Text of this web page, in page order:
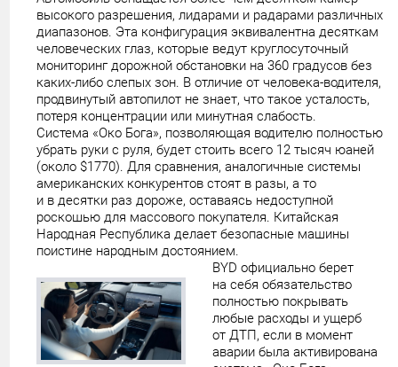
высокого разрешения, лидарами и радарами различных
диапазонов. Эта конфигурация эквивалентна десяткам
человеческих глаз, которые ведут круглосуточный
мониторинг дорожной обстановки на 360 градусов без
каких-либо слепых зон. В отличие от человека-водителя,
продвинутый автопилот не знает, что такое усталость,
потеря концентрации или минутная слабость.
Система «Око Бога», позволяющая водителю полностью
убрать руки с руля, будет стоить всего 12 тысяч юаней
(около $1770). Для сравнения, аналогичные системы
американских конкурентов стоят в разы, а то
и в десятки раз дороже, оставаясь недоступной
роскошью для массового покупателя. Китайская
Народная Республика делает безопасные машины
поистине народным достоянием.
BYD официально берет
на себя обязательство
полностью покрывать
любые расходы и ущерб
от ДТП, если в момент
аварии была активирована